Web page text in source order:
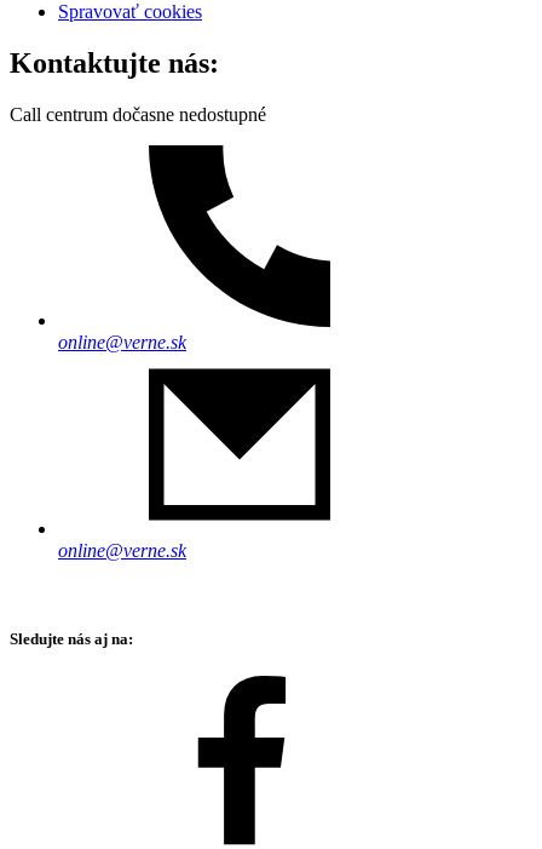
Spravovať cookies
Kontaktujte nás:
Call centrum dočasne nedostupné
online@verne.sk
online@verne.sk
Sledujte nás aj na: